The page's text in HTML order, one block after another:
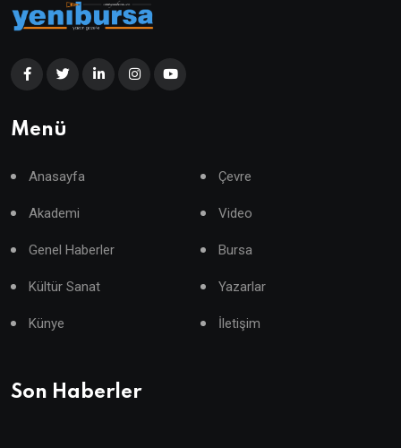
Menü
Anasayfa Çevre
Akademi Video
Genel Haberler Bursa
Kültür Sanat Yazarlar
Künye İletişim
Son Haberler